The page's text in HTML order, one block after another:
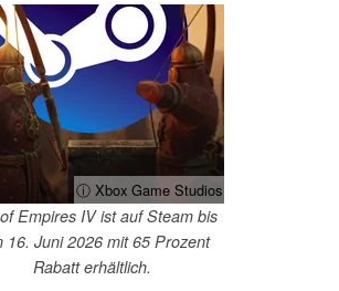
ⓘ Xbox Game Studios
Empires IV ist auf Steam bis
16. Juni 2026 mit 65 Prozent
Rabatt erhältlich.